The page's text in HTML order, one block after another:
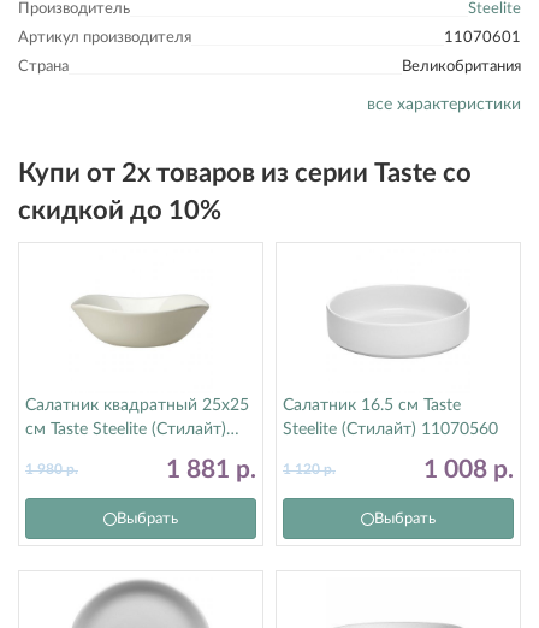
Производитель
Steelite
Артикул производителя
11070601
Страна
Великобритания
все характеристики
Купи от 2х товаров из серии Taste со
скидкой до 10%
Салатник квадратный 25х25
см Taste Steelite (Стилайт)
1 881 р.
1 980р.
Выбрать
Салатник 16.5 см Taste
Steelite (Стилайт) 11070560
1 008 р.
1 120р.
Выбрать